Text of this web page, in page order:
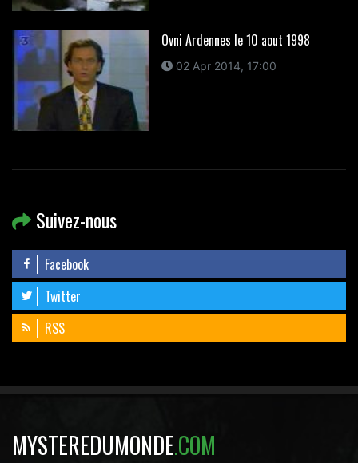
Ovni Ardennes le 10 aout 1998
02 Apr 2014, 17:00
Suivez-nous
Facebook
Twitter
RSS
MYSTEREDUMONDE.COM